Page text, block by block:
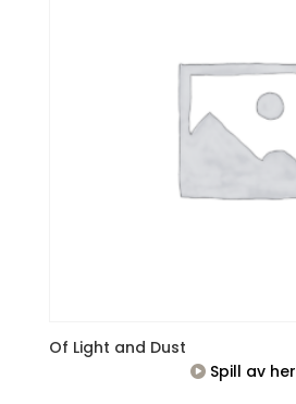
Of Light and Dust
Spill av her